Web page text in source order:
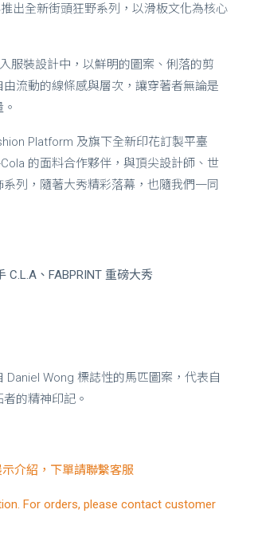
出全新街頭狂野系列，以滑板文化為核心
服裝設計中，以鮮明的圖案、俐落的剪
流動的線條感與層次，讓穿著者無論是
Platform 及旗下全新印花訂製平臺
的面料合作夥伴，與頂尖設計師、世
列，隨著大秀精彩落幕，也隨我們一同
C.L.A、FABPRINT 重磅大秀
Wong 標誌性的馬匹圖案，代表自
的精神印記。
介紹，下單請聯繫客服
For orders, please contact customer